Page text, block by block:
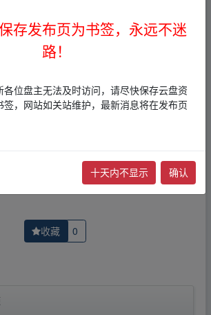
接指向的云盘网盘资源，其版权归版权方
权为帖子发布者所有，本站无法操作相
任何介绍帖侵犯了您的合法版权，请点击
，我们将在确认本文链接指向的资源存
除相关介绍帖子！
收藏 0
存发布页为书签，永远不迷
路！
各位盘主无法及时访问，请尽快保存云盘资
，网站如关站维护，最新消息将在发布页
十天内不显示 确认